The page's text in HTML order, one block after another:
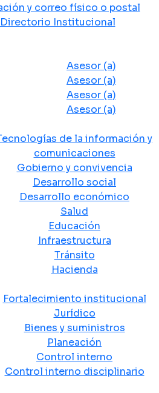
y correo físico o postal
Directorio Institucional
Asesor (a)
Asesor (a)
Asesor (a)
Asesor (a)
de la información y
comunicaciones
Gobierno y convivencia
Desarrollo social
Desarrollo económico
Salud
Educación
Infraestructura
Tránsito
Hacienda
Fortalecimiento institucional
Jurídico
Bienes y suministros
Planeación
Control interno
Control interno disciplinario